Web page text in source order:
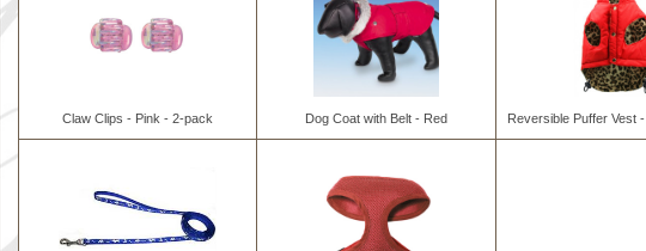
Claw Clips - Pink - 2-pack Dog Coat with Belt - Red Reversible Puffer Vest